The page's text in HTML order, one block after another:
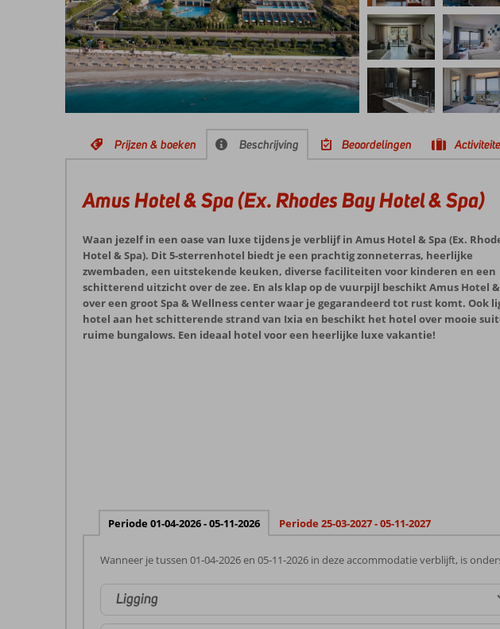
Prijzen & boeken Beschrijving Beoordelingen
Amus Hotel & Spa (Ex. Rhodes Bay Hotel & Spa)
Waan jezelf in een oase van luxe tijdens je verblijf in Amus Hotel & Spa (Ex.
Hotel & Spa). Dit 5-sterrenhotel biedt je een prachtig zonneterras, heerlijke
zwembaden, een uitstekende keuken, diverse faciliteiten voor kinderen en een
schitterend uitzicht over de zee. En als klap op de vuurpijl beschikt Amus Hotel &
over een groot Spa & Wellness center waar je gegarandeerd tot rust komt. Ook
hotel aan het schitterende strand van Ixia en beschikt het hotel over mooie
ruime bungalows. Een ideaal hotel voor een heerlijke luxe vakantie!
Periode 01-04-2026 - 05-11-2026 Periode 25-03-2027 - 05-11-2027
Wanneer je tussen 01-04-2026 en 05-11-2026 in deze accommodatie verblijft, is
Ligging